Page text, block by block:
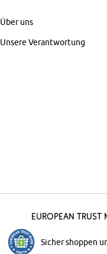
Über uns
Unsere Verantwortung
European Trust
Sicher shoppen